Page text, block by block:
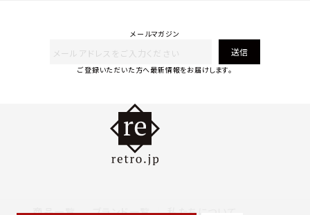
メールマガジン
送信
ご登録いただいた方へ最新情報をお届けします。
商品一覧 ブランド一覧 私たちについて